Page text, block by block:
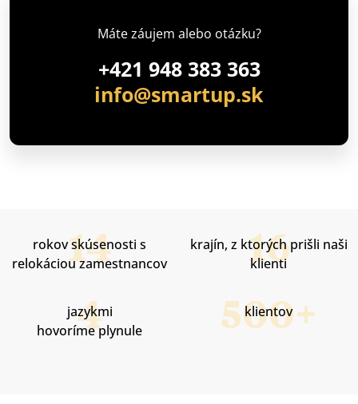
Máte záujem alebo otázku?
+421 948 383 363
info@smartup.sk
rokov skúsenosti s
relokáciou zamestnancov
krajín, z ktorých prišli naši
klienti
jazykmi
hovoríme plynule
klientov